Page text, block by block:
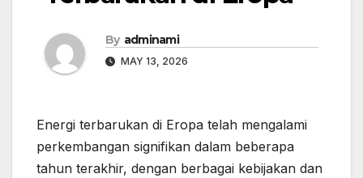
By adminami
MAY 13, 2026
Energi terbarukan di Eropa telah mengalami
perkembangan signifikan dalam beberapa
tahun terakhir, dengan berbagai kebijakan dan